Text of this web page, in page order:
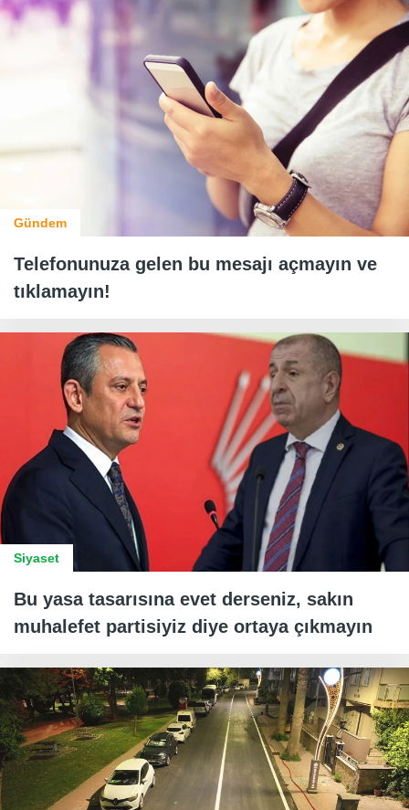
Gündem
Telefonunuza gelen bu mesajı açmayın ve
tıklamayın!
Siyaset
Bu yasa tasarısına evet derseniz, sakın
muhalefet partisiyiz diye ortaya çıkmayın